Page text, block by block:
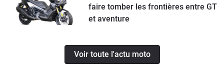
faire tomber les frontières entre GT
et aventure
Voir toute l'actu moto